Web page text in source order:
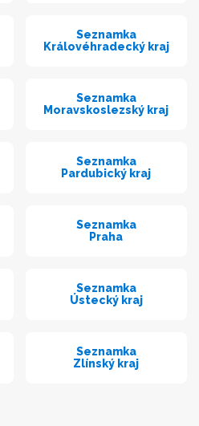
Seznamka
Královéhradecký kraj
Seznamka
Moravskoslezský kraj
Seznamka
Pardubický kraj
Seznamka
Praha
Seznamka
Ústecký kraj
Seznamka
Zlínský kraj